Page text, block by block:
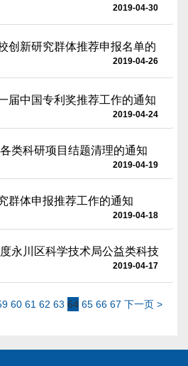
2019-04-30
创新研究群体推荐申报名单的
2019-04-26
届中国专利奖推荐工作的通知
2019-04-24
类科研项目结题清理的通知
2019-04-19
群体申报推荐工作的通知
2019-04-18
永川区科学技术局公益类科技
2019-04-17
60 61 62 63 64 65 66 67 下一页 >